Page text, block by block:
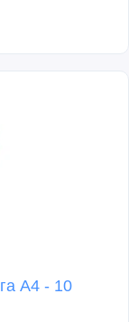
А4 - 10